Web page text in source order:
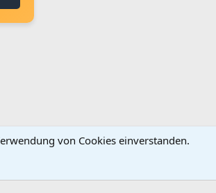
Bedingungen und Regeln Datenschutz Hilfe
von Cookies einverstanden.